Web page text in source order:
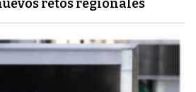
retos regionales